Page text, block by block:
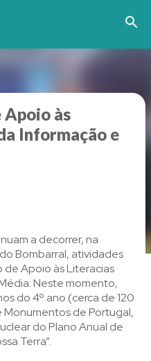
principal
Apoio às
Informação e
a decorrer, na
Bombarral, atividades
de Apoio às Literacias
Neste momento,
do 4º ano (cerca de 120
Monumentos de Portugal,
do Plano Anual de
Terra”.